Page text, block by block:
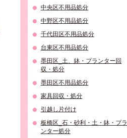
中央区不用品処分
中野区不用品処分
千代田区不用品処分
台東区不用品処分
墨田区_土、鉢・プランター回
収・処分
墨田区不用品処分
家具回収・処分
引越し片付け
板橋区_石・砂利・土・鉢・プラ
ンター処分